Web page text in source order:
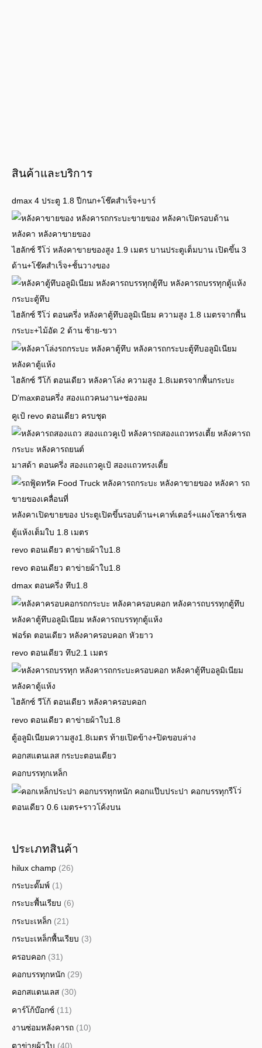
สินค้าและบริการ
dmax 4 ประตู 1.8 ปีกนก+โช๊คสำเร็จ+บาร์
ไฮลักซ์ รีโว่ หลังคาขายของสูง 1.9 เมตร บานประตูเต็มบาน เปิดขึ้น 3
ด้าน+โช๊คสำเร็จ+ชั้นวางของ
ไฮลักซ์ รีโว่ ตอนครึ่ง หลังคาตู้ทึบอลูมิเนียม ความสูง 1.8 เมตรจากพื้น
กระบะ+ไม้อัด 2 ด้าน ซ้าย-ขวา
ไฮลักซ์ วีโก้ ตอนเดียว หลังคาโล่ง ความสูง 1.8เมตรจากพื้นกระบะ
D’maxตอนครึ่ง สองแถวคนงาน+ช่องลม
คูเป้ revo ตอนเดียว ครบชุด
มาสด้า ตอนครึ่ง สองแถวคูเป้ สองแถวทรงเตี้ย
หลังคาเปิดขายของ ประตูเปิดขึ้นรอบด้าน+เคาท์เตอร์+แผงโซลาร์เซล
ตู้แห้งเต็มใบ 1.8 เมตร
revo ตอนเดียว ตาข่ายผ้าใบ1.8
revo ตอนเดียว ตาข่ายผ้าใบ1.8
dmax ตอนครึ่ง ทึบ1.8
ฟอร์ด ตอนเดียว หลังคาครอบคอก หัวยาว
revo ตอนเดียว ทึบ2.1 เมตร
ไฮลักซ์ วีโก้ ตอนเดียว หลังคาครอบคอก
revo ตอนเดียว ตาข่ายผ้าใบ1.8
ตู้อลูมิเนียมความสูง1.8เมตร ท้ายเปิดข้าง+ปิดขอบล่าง
คอกสแตนเลส กระบะตอนเดียว
คอกบรรทุกเหล็ก
รีโว่
ตอนเดียว 0.6 เมตร+ราวโค้งบน
ประเภทสินค้า
hilux champ (26)
กระบะดั๊มพ์ (1)
กระบะพื้นเรียบ (6)
กระบะเหล็ก (21)
กระบะเหล็กพื้นเรียบ (3)
ครอบคอก (31)
คอกบรรทุกหนัก (29)
คอกสแตนเลส (30)
คาร์โก้บ๊อกซ์ (11)
งานซ่อมหลังคารถ (10)
ตาข่ายผ้าใบ (40)